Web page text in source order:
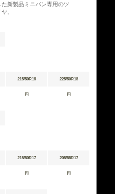
た新製品ミニバン専用のツ
。
215/50R18
円
225/50R18
円
215/50R17
円
205/55R17
円